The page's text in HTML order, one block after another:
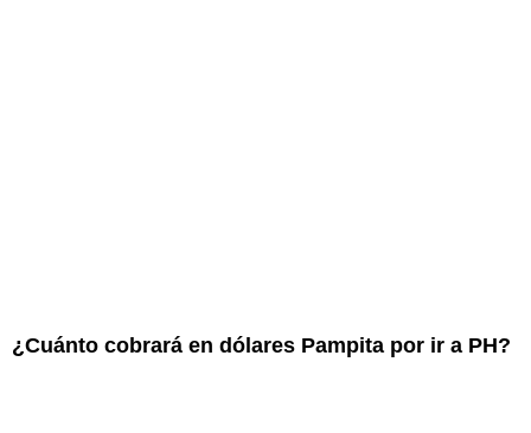
¿Cuánto cobrará en dólares Pampita por ir a PH?